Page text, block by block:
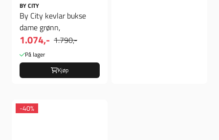
BY CITY
By City kevlar bukse
dame grønn,
1.074,- 1.790,-
På lager
Kjøp
-40%